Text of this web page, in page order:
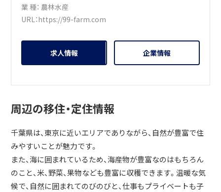
業 種： 農林水産
URL：https://99-farm.com
求人情報 企業情報
周辺の移住・定住情報
千葉県は、東京に近いエリアでありながら、自然が豊富で住
みやすいことが魅力です。
また、海に囲まれているため、海産物が豊富なのはもちろん
のこと、米、野菜、果物なども豊富に収穫できます。温暖な気
候で、自然に囲まれてのびのびと、仕事もプライベートも子